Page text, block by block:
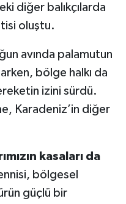
diğer balıkçılarda
oluştu.
avında palamutun
bölge halkı da
izini sürdü.
Karadeniz’in diğer
kasaları da
bölgesel
güçlü bir